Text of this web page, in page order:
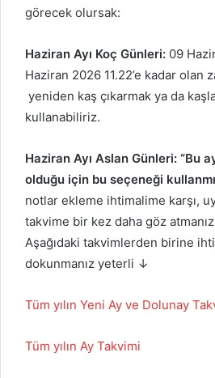
görecek olursak:
Haziran Ayı Koç Günleri: 09
Haziran 2026 11.22’e kadar olan
yeniden kaş çıkarmak ya da
kullanabiliriz.
Haziran Ayı Aslan Günleri: “Bu
olduğu için bu seçeneği
notlar ekleme ihtimalime karşı,
takvime bir kez daha göz
Aşağıdaki takvimlerden birine
dokunmanız yeterli ↓
Tüm yılın Yeni Ay ve Dolunay
Tüm yılın Ay Takvimi